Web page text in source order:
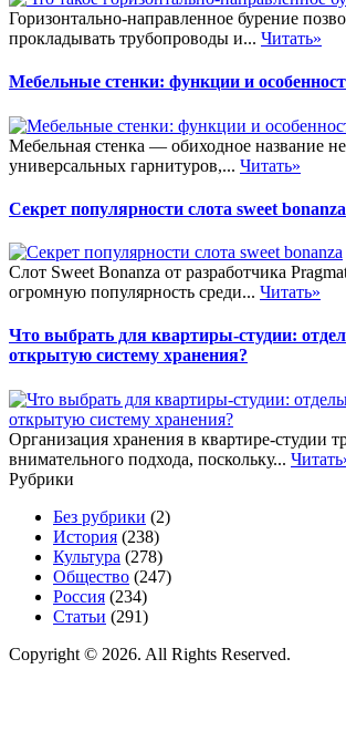
Горизонтально-направленное бурение
прокладывать трубопроводы и... Читать»
Мебельные стенки: функции и
Мебельная стенка — обиходное название
универсальных гарнитуров,... Читать»
Секрет популярности слота sweet bonanza
Слот Sweet Bonanza от разработчика
огромную популярность среди... Читать»
Что выбрать для квартиры-студии:
открытую систему хранения?
Организация хранения в квартире-студии
внимательного подхода, поскольку...
Рубрики
Без рубрики (2)
История (238)
Культура (278)
Общество (247)
Россия (234)
Статьи (291)
Copyright © 2026. All Rights Reserved.